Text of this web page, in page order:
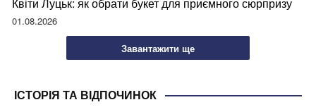
Квіти Луцьк: як обрати букет для приємного сюрпризу
01.08.2026
Завантажити ще
ІСТОРІЯ ТА ВІДПОЧИНОК